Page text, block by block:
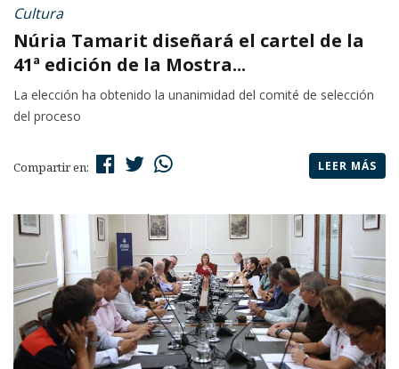
Cultura
Núria Tamarit diseñará el cartel de la
41ª edición de la Mostra...
La elección ha obtenido la unanimidad del comité de selección
del proceso
Compartir en: LEER MÁS